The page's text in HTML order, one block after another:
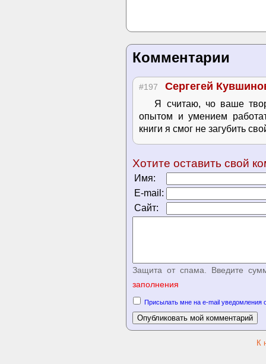
Комментарии
#197 Сергегей
Я считаю, чо ваше
опытом и умением
книги я смог не загубить
Хотите оставить свой
Имя:
E-mail:
Сайт:
Защита от спама. Введите
заполнения
Присылать мне на e-mail уведомления
К